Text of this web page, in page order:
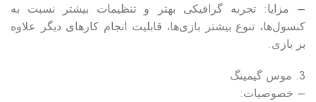
– مزایا: تجربه گرافیکی بهتر و تنظیمات بیشتر نسبت به
کنسول‌ها، تنوع بیشتر بازی‌ها، قابلیت انجام کارهای دیگر علاوه
بر بازی.
3. موس گیمینگ
– خصوصیات: